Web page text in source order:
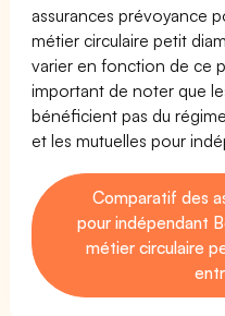
assurances prévoyance
métier circulaire petit
varier en fonction de ce
important de noter que
bénéficient pas du
et les mutuelles pour
Comparatif des
pour indépendant
métier circulaire